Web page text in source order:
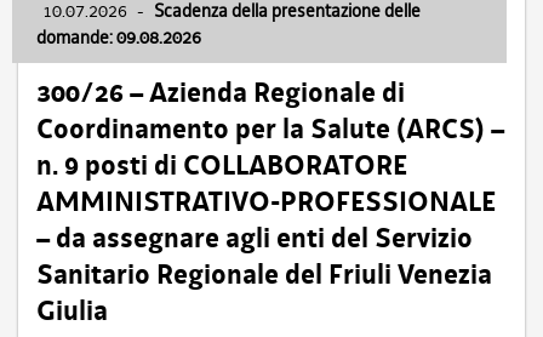
10.07.2026 - Scadenza della presentazione delle
domande: 09.08.2026
300/26 – Azienda Regionale di
Coordinamento per la Salute (ARCS) –
n. 9 posti di COLLABORATORE
AMMINISTRATIVO-PROFESSIONALE
– da assegnare agli enti del Servizio
Sanitario Regionale del Friuli Venezia
Giulia